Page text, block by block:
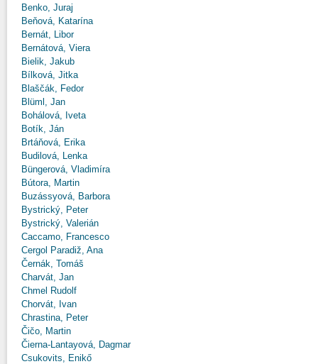
Benko, Juraj
Beňová, Katarína
Bernát, Libor
Bernátová, Viera
Bielik, Jakub
Bílková, Jitka
Blaščák, Fedor
Blüml, Jan
Bohálová, Iveta
Botík, Ján
Brtáňová, Erika
Budilová, Lenka
Büngerová, Vladimíra
Bútora, Martin
Buzássyová, Barbora
Bystrický, Peter
Bystrický, Valerián
Caccamo, Francesco
Cergol Paradiž, Ana
Černák, Tomáš
Charvát, Jan
Chmel Rudolf
Chorvát, Ivan
Chrastina, Peter
Čičo, Martin
Čierna-Lantayová, Dagmar
Csukovits, Enikő